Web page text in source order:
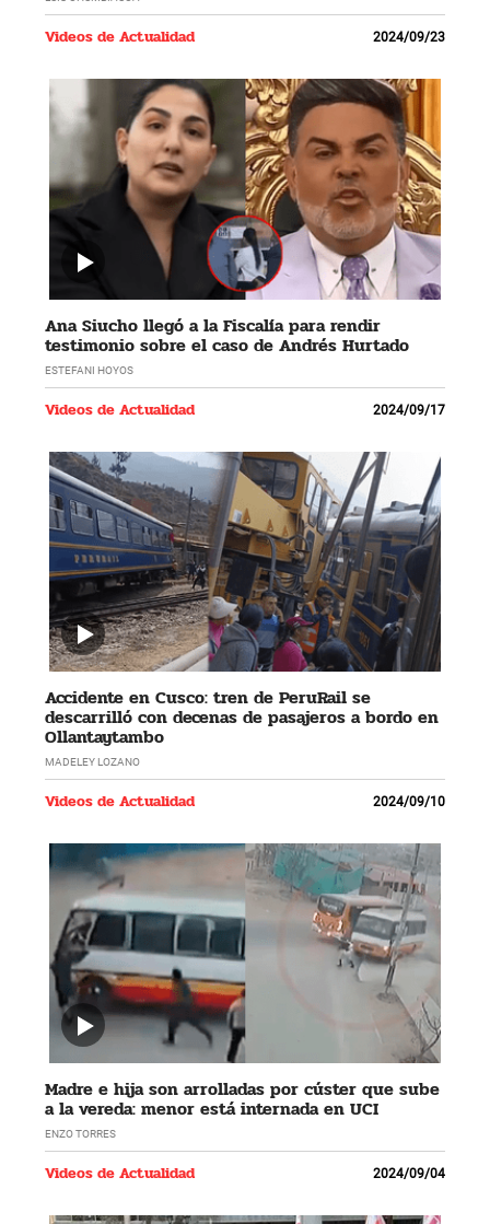
Videos de Actualidad 2024/09/23
Ana Siucho llegó a la Fiscalía para rendir
testimonio sobre el caso de Andrés Hurtado
ESTEFANI HOYOS
Videos de Actualidad 2024/09/17
Accidente en Cusco: tren de PeruRail se
descarrilló con decenas de pasajeros a bordo en
Ollantaytambo
MADELEY LOZANO
Videos de Actualidad 2024/09/10
Madre e hija son arrolladas por cúster que sube
a la vereda: menor está internada en UCI
ENZO TORRES
Videos de Actualidad 2024/09/04